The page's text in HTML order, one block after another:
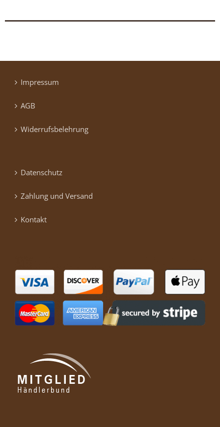
Impressum
AGB
Widerrufsbelehrung
Datenschutz
Zahlung und Versand
Kontakt